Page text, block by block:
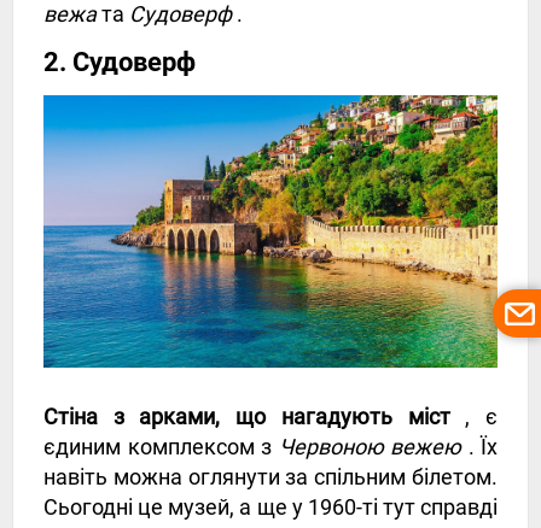
вежата Судоверф.
2. Судоверф
Стіна з арками, що нагадують міст, є
єдиним комплексом з Червоною вежею. Їх
навіть можна оглянути за спільним білетом.
Сьогодні це музей, а ще у 1960-ті тут справді